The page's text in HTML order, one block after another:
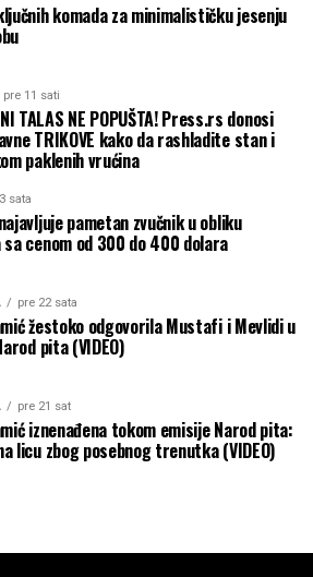
komada za minimalističku jesenju
pre 11 sati
TALAS NE POPUŠTA! Press.rs donosi
TRIKOVE kako da rashladite stan i
paklenih vrućina
sata
pametan zvučnik u obliku
cenom od 300 do 400 dolara
pre 22 sata
žestoko odgovorila Mustafi i Mevlidi u
pita (VIDEO)
pre 21 sat
iznenađena tokom emisije Narod pita:
licu zbog posebnog trenutka (VIDEO)